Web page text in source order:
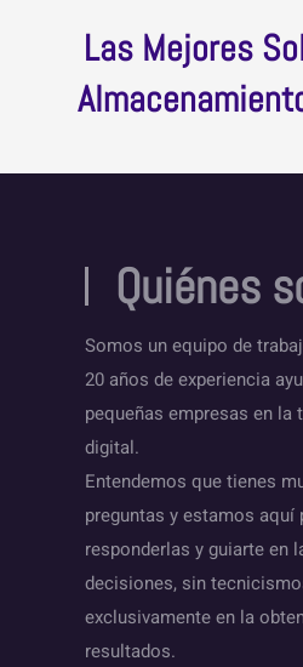
Las Mejores
Quiénes
Somos un equipo de
20 años de experiencia
pequeñas empresas en
digital.
Entendemos que tienes
preguntas y estamos aquí
responderlas y guiarte en
decisiones, sin
exclusivamente en la
resultados.